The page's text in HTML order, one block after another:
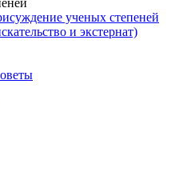
ученых степеней
и экстернат)